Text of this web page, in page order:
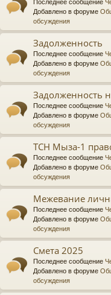
Последнее сообщение
Добавлено в форуме
обсуждения
Задолженность
Последнее сообщение
Добавлено в форуме
обсуждения
Задолженность
Последнее сообщение
Добавлено в форуме
обсуждения
ТСН Мыза-1
Последнее сообщение
Добавлено в форуме
обсуждения
Межевание
Последнее сообщение
Добавлено в форуме
обсуждения
Смета 2025
Последнее сообщение
Добавлено в форуме
обсуждения